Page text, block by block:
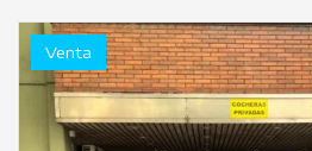
Venta